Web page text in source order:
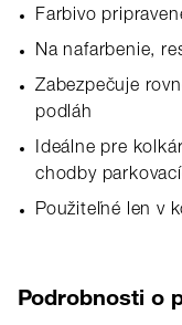
Farbivo
Na nafarbenie,
Zabezpečuje
podláh
Ideálne pre
chodby
Použiteľné len v
Podrobnosti o